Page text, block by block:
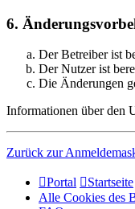
6.
Der Betreiber ist
Der Nutzer ist
Die Änderungen
Informationen über den
Zurück zur
Portal
Startseite
Alle Cookies des